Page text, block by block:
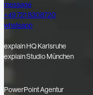
message
+49 721 8308720
whatsapp
explain HQ Karlsruhe
explain Studio München
PowerPoint Agentur